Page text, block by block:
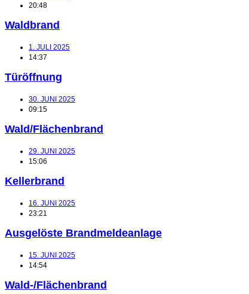
20:48
Waldbrand
1. JULI 2025
14:37
Türöffnung
30. JUNI 2025
09:15
Wald/Flächenbrand
29. JUNI 2025
15:06
Kellerbrand
16. JUNI 2025
23:21
Ausgelöste Brandmeldeanlage
15. JUNI 2025
14:54
Wald-/Flächenbrand